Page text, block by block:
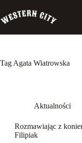
treści
Biuro
Pensjonat
Palomino
Tag Agata Wiatrowska
Aktualności
Rozmawiając z
Filipiak